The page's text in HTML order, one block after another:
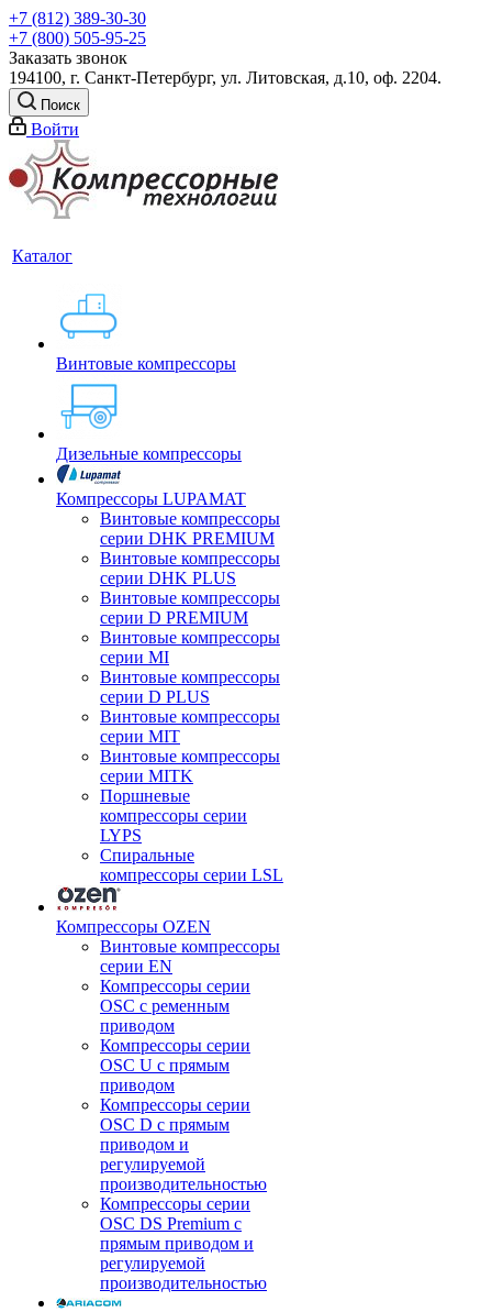
+7 (812) 389-30-30
+7 (800) 505-95-25
Заказать звонок
194100, г. Санкт-Петербург, ул. Литовская, д.10, оф. 2204.
Поиск
Войти
Каталог
Винтовые компрессоры
Дизельные компрессоры
Компрессоры LUPAMAT
Винтовые компрессоры
серии DHK PREMIUM
Винтовые компрессоры
серии DHK PLUS
Винтовые компрессоры
серии D PREMIUM
Винтовые компрессоры
серии MI
Винтовые компрессоры
серии D PLUS
Винтовые компрессоры
серии MIT
Винтовые компрессоры
серии MITK
Поршневые
компрессоры серии
LYPS
Спиральные
компрессоры серии LSL
Компрессоры OZEN
Винтовые компрессоры
серии EN
Компрессоры серии
OSC с ременным
приводом
Компрессоры серии
OSC U с прямым
приводом
Компрессоры серии
OSC D с прямым
приводом и
регулируемой
производительностью
Компрессоры серии
OSC DS Premium с
прямым приводом и
регулируемой
производительностью